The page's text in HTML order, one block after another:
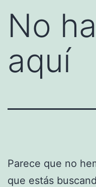
No
aquí
Parece que no
que estás